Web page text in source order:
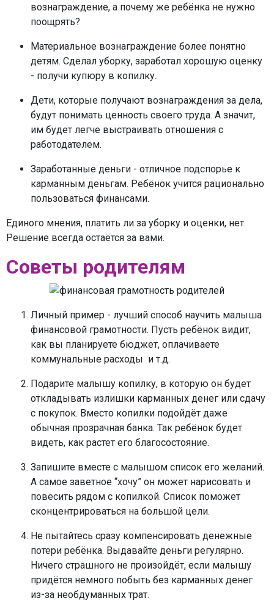
вознаграждение, а почему же ребёнка не нужно
поощрять?
Материальное вознаграждение более понятно
детям. Сделал уборку, заработал хорошую оценку
- получи купюру в копилку.
Дети, которые получают вознаграждения за дела,
будут понимать ценность своего труда. А значит,
им будет легче выстраивать отношения с
работодателем.
Заработанные деньги - отличное подспорье к
карманным деньгам. Ребёнок учится рационально
пользоваться финансами.
Единого мнения, платить ли за уборку и оценки, нет.
Решение всегда остаётся за вами.
Советы родителям
Личный пример - лучший способ научить малыша
финансовой грамотности. Пусть ребёнок видит,
как вы планируете бюджет, оплачиваете
коммунальные расходы и т.д.
Подарите малышу копилку, в которую он будет
откладывать излишки карманных денег или сдачу
с покупок. Вместо копилки подойдёт даже
обычная прозрачная банка. Так ребёнок будет
видеть, как растет его благосостояние.
Запишите вместе с малышом список его желаний.
А самое заветное “хочу” он может нарисовать и
повесить рядом с копилкой. Список поможет
сконцентрироваться на большой цели.
Не пытайтесь сразу компенсировать денежные
потери ребёнка. Выдавайте деньги регулярно.
Ничего страшного не произойдёт, если малышу
придётся немного побыть без карманных денег
из-за необдуманных трат.